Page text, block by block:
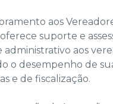
aos
suporte e
administrativo aos
o desempenho de
e de fiscalização.